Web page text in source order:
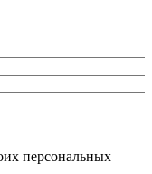
персональных